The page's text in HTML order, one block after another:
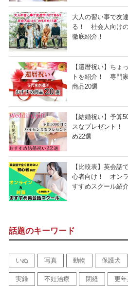
大人の習い事で友
る！ 社会人向けの
徹底紹介！
【還暦祝い】ちょ
トを紹介！ 専門
商品20選
【結婚祝い】予算
スなプレゼント！
め22選
【比較表】英会話
心者向け！ オン
すすめスクール紹
話題のキーワード
いぬ 写真 動物 保護犬
実録 不妊治療 閉経 更年